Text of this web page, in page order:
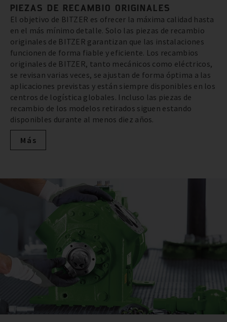
PIEZAS DE RECAMBIO ORIGINALES
El objetivo de BITZER es ofrecer la máxima calidad hasta
en el más mínimo detalle. Solo las piezas de recambio
originales de BITZER garantizan que las instalaciones
funcionen de forma fiable y eficiente. Los recambios
originales de BITZER, tanto mecánicos como eléctricos,
se revisan varias veces, se ajustan de forma óptima a las
aplicaciones previstas y están siempre disponibles en los
centros de logística globales. Incluso las piezas de
recambio de los modelos retirados siguen estando
disponibles durante al menos diez años.
Más